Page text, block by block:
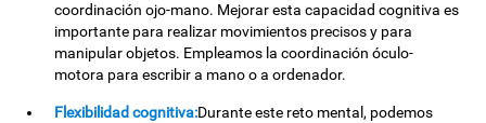
coordinación ojo-mano. Mejorar esta capacidad cognitiva es
importante para realizar movimientos precisos y para
manipular objetos. Empleamos la coordinación óculo-
motora para escribir a mano o a ordenador.
Flexibilidad cognitiva:Durante este reto mental, podemos